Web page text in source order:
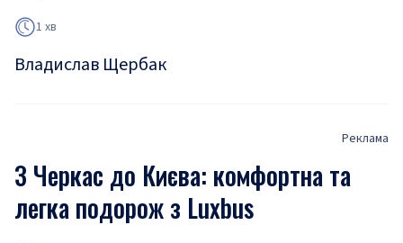
1 хв
Владислав Щербак
Реклама
З Черкас до Києва: комфортна та
легка подорож з Luxbus